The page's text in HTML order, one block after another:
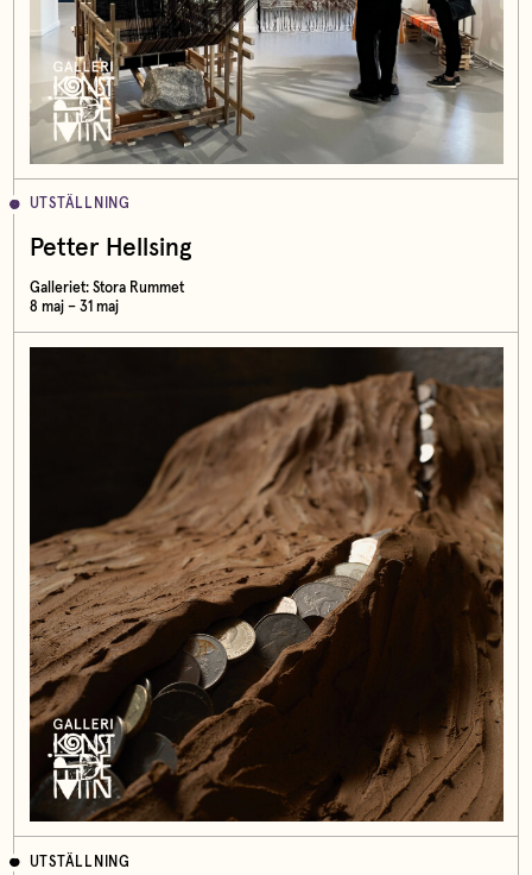
UTSTÄLLNING
Petter Hellsing
Galleriet: Stora Rummet
8 maj – 31 maj
UTSTÄLLNING